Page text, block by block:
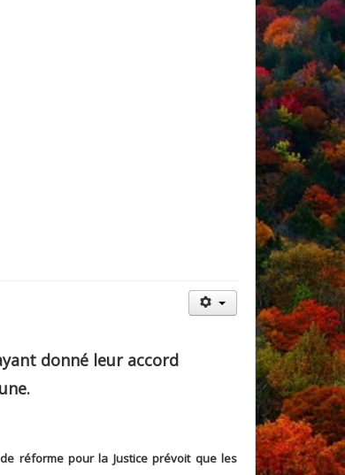
donné leur accord
réforme pour la Justice prévoit que les